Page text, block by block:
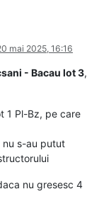
mai 2025, 16:16
- Bacau lot 3,
1 Pl-Bz, pe care
nu s-au putut
nu gresesc 4